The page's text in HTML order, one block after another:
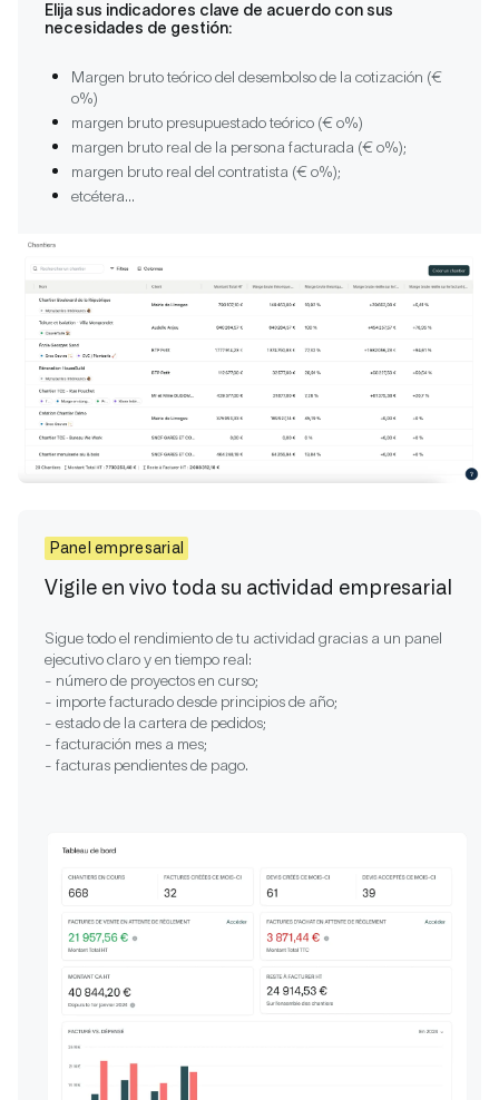
Elija sus indicadores clave de acuerdo con sus
necesidades de gestión:
Margen bruto teórico del desembolso de la cotización (€
o%)
margen bruto presupuestado teórico (€ o%)
margen bruto real de la persona facturada (€ o%);
margen bruto real del contratista (€ o%);
etcétera...
Panel empresarial
Vigile en vivo toda su actividad empresarial
Sigue todo el rendimiento de tu actividad gracias a un panel
ejecutivo claro y en tiempo real:
- número de proyectos en curso;
- importe facturado desde principios de año;
- estado de la cartera de pedidos;
- facturación mes a mes;
- facturas pendientes de pago.